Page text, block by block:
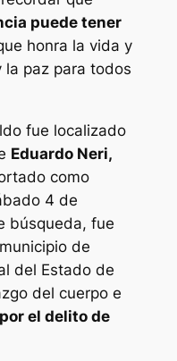
puede tener
honra la vida y
paz para todos
fue localizado
Eduardo Neri,
como
4 de
búsqueda, fue
de
del Estado de
del cuerpo e
el delito de